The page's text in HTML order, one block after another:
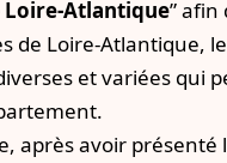
Loire-Atlantique”
de Loire-Atlantique,
et variées qui
après avoir présenté